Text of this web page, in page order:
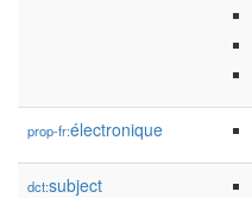
prop-fr:électronique
dct:subject